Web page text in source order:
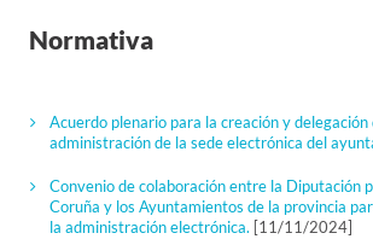
Normativa
Acuerdo plenario para la creación y
administración de la sede electrónica del
Convenio de colaboración entre la Diputación
Coruña y los Ayuntamientos de la provincia
la administración electrónica. [11/11/2024]